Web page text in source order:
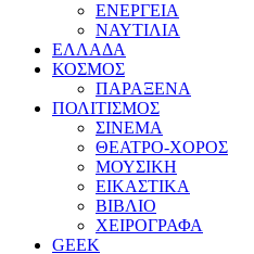
ΕΝΕΡΓΕΙΑ
ΝΑΥΤΙΛΙΑ
ΕΛΛΑΔΑ
ΚΟΣΜΟΣ
ΠΑΡΑΞΕΝΑ
ΠΟΛΙΤΙΣΜΟΣ
ΣΙΝΕΜΑ
ΘΕΑΤΡΟ-ΧΟΡΟΣ
ΜΟΥΣΙΚΗ
ΕΙΚΑΣΤΙΚΑ
ΒΙΒΛΙΟ
ΧΕΙΡΟΓΡΑΦΑ
GEEK